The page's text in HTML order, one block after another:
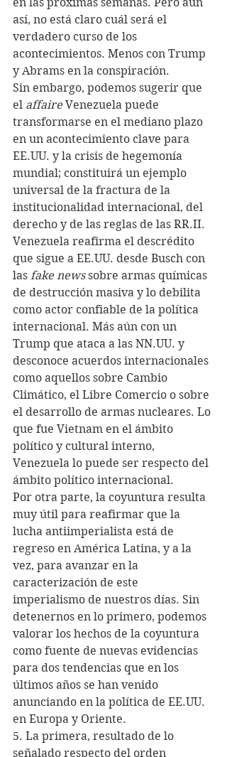
así, no está claro cuál será el
verdadero curso de los
acontecimientos. Menos con Trump
y Abrams en la conspiración.
Sin embargo, podemos sugerir que
el affaire Venezuela puede
transformarse en el mediano plazo
en un acontecimiento clave para
EE.UU. y la crisis de hegemonía
mundial; constituirá un ejemplo
universal de la fractura de la
institucionalidad internacional, del
derecho y de las reglas de las RR.II.
Venezuela reafirma el descrédito
que sigue a EE.UU. desde Busch con
las fake news sobre armas químicas
de destrucción masiva y lo debilita
como actor confiable de la política
internacional. Más aún con un
Trump que ataca a las NN.UU. y
desconoce acuerdos internacionales
como aquellos sobre Cambio
Climático, el Libre Comercio o sobre
el desarrollo de armas nucleares. Lo
que fue Vietnam en el ámbito
político y cultural interno,
Venezuela lo puede ser respecto del
ámbito político internacional.
Por otra parte, la coyuntura resulta
muy útil para reafirmar que la
lucha antiimperialista está de
regreso en América Latina, y a la
vez, para avanzar en la
caracterización de este
imperialismo de nuestros días. Sin
detenernos en lo primero, podemos
valorar los hechos de la coyuntura
como fuente de nuevas evidencias
para dos tendencias que en los
últimos años se han venido
anunciando en la política de EE.UU.
en Europa y Oriente.
5. La primera, resultado de lo
señalado respecto del orden